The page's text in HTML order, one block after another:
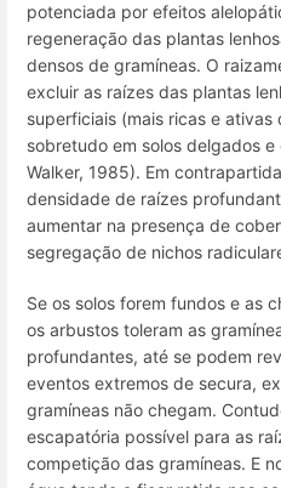
potenciada por efeitos
regeneração das plantas
densos de gramíneas. O
excluir as raízes das plantas
superficiais (mais ricas e
sobretudo em solos delgados
Walker, 1985). Em
densidade de raízes
aumentar na presença de
segregação de nichos
Se os solos forem fundos e as
os arbustos toleram as
profundantes, até se podem
eventos extremos de secura,
gramíneas não chegam.
escapatória possível para as
competição das gramíneas. E